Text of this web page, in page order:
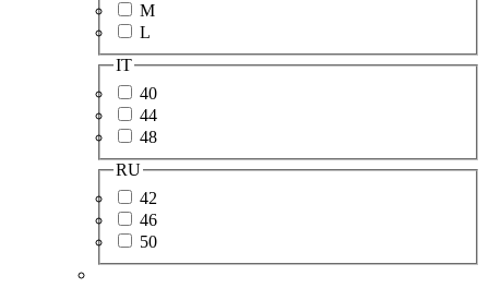
M
L
IT
40
44
48
RU
42
46
50